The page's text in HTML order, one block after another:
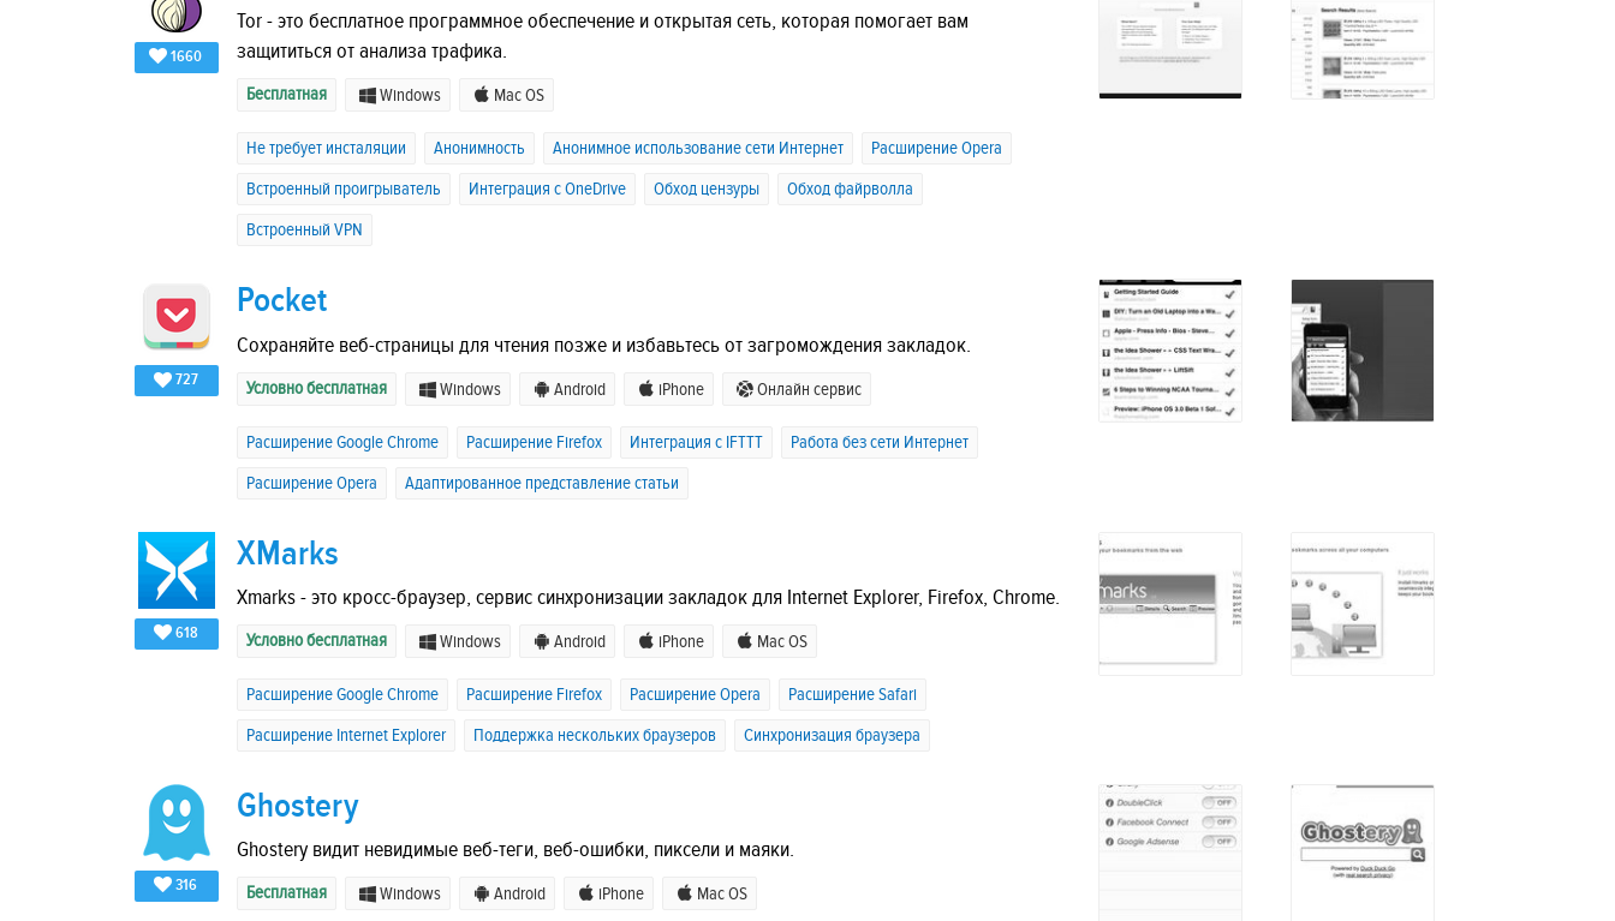
1660
Tor - это бесплатное программное обеспечение и открытая сеть, которая помогает вам
защититься от анализа трафика.
Бесплатная Windows Mac OS
Не требует инсталяции Анонимность Анонимное использование сети Интернет
Расширение Opera
Встроенный проигрыватель
Интеграция с OneDrive Обход цензуры
Обход файрволла
Встроенный VPN
727
Pocket
Сохраняйте веб-страницы для чтения позже и избавьтесь от загромождения закладок.
Условно бесплатная Windows Android iPhone Онлайн сервис
Расширение Google Chrome Расширение Firefox Интеграция с IFTTT
Работа без сети Интернет
Расширение Opera
Адаптированное представление статьи
618
XMarks
Xmarks - это кросс-браузер, сервис синхронизации закладок для Internet Explorer, Firefox, Chrome.
Условно бесплатная Windows Android iPhone Mac OS
Расширение Google Chrome Расширение Firefox Расширение Opera
Расширение Safari
Расширение Internet Explorer
Поддержка нескольких браузеров Синхронизация браузера
316
Ghostery
Ghostery видит невидимые веб-теги, веб-ошибки, пиксели и маяки.
Бесплатная Windows Android iPhone Mac OS